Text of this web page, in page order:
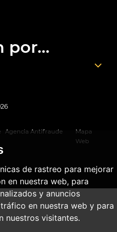
de rastreo para mejorar
en nuestra web, para
y anuncios
en nuestra web y para
nuestros visitantes.
por...
Agencia Antifraude
Mapa
Web